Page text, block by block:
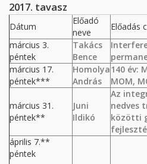
2017. tavasz
Dátum
Előadó
neve
Előadás
március 3.
péntek
Takács
Bence
március 17.
péntek***
Homolya
András
140 év:
MOM,
március 31.
péntek**
Juni
Ildikó
Az
nedves
közötti
április 7.**
péntek